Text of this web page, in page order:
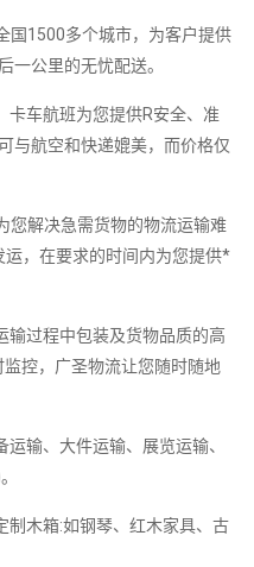
国1500多个城市，为客户提供
一公里的无忧配送。
卡车航班为您提供R安全、准
与航空和快递媲美，而价格仅
您解决急需货物的物流运输难
，在要求的时间内为您提供*
输过程中包装及货物品质的高
控，广圣物流让您随时随地
输、大件运输、展览运输、
制木箱:如钢琴、红木家具、古